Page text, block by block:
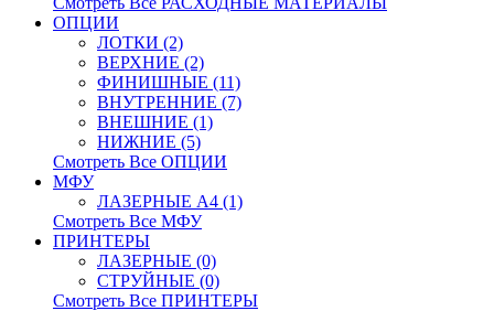
ОПЦИИ
ЛОТКИ (2)
ВЕРХНИЕ (2)
ФИНИШНЫЕ (11)
ВНУТРЕННИЕ (7)
ВНЕШНИЕ (1)
НИЖНИЕ (5)
Смотреть Все ОПЦИИ
МФУ
ЛАЗЕРНЫЕ A4 (1)
Смотреть Все МФУ
ПРИНТЕРЫ
ЛАЗЕРНЫЕ (0)
СТРУЙНЫЕ (0)
Смотреть Все ПРИНТЕРЫ